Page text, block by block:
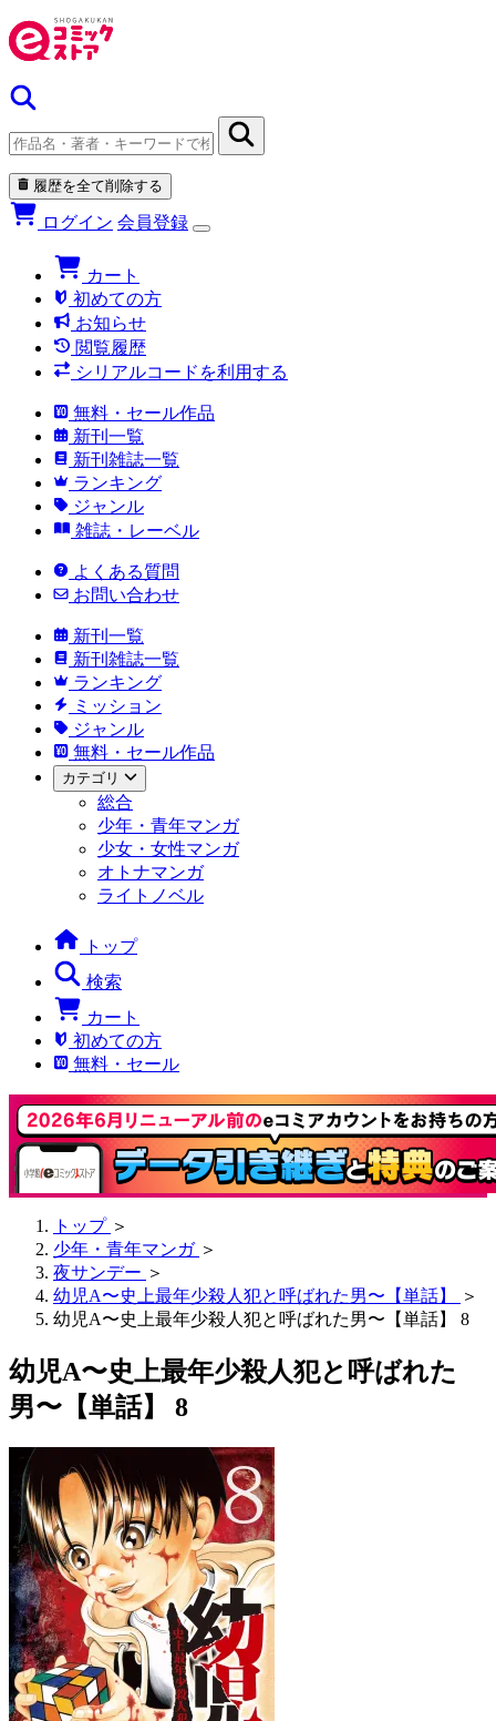
履歴を全て削除する
ログイン 会員登録
カート
初めての方
お知らせ
閲覧履歴
シリアルコードを利用する
無料・セール作品
新刊一覧
新刊雑誌一覧
ランキング
ジャンル
雑誌・レーベル
よくある質問
お問い合わせ
新刊一覧
新刊雑誌一覧
ランキング
ミッション
ジャンル
無料・セール作品
カテゴリ
総合
少年・青年マンガ
少女・女性マンガ
オトナマンガ
ライトノベル
トップ
検索
カート
初めての方
無料・セール
トップ ＞
少年・青年マンガ ＞
夜サンデー ＞
幼児A〜史上最年少殺人犯と呼ばれた男〜【単話】
＞
幼児A〜史上最年少殺人犯と呼ばれた男〜【単話】 8
幼児A〜史上最年少殺人犯と呼ばれた
男〜【単話】 8